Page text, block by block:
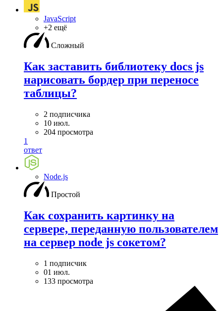
JavaScript
+2 ещё
Сложный
Как заставить библиотеку docs js
нарисовать бордер при переносе
таблицы?
2 подписчика
10 июл.
204 просмотра
1
ответ
Node.js
Простой
Как сохранить картинку на
сервере, переданную пользователем
на сервер node js сокетом?
1 подписчик
01 июл.
133 просмотра